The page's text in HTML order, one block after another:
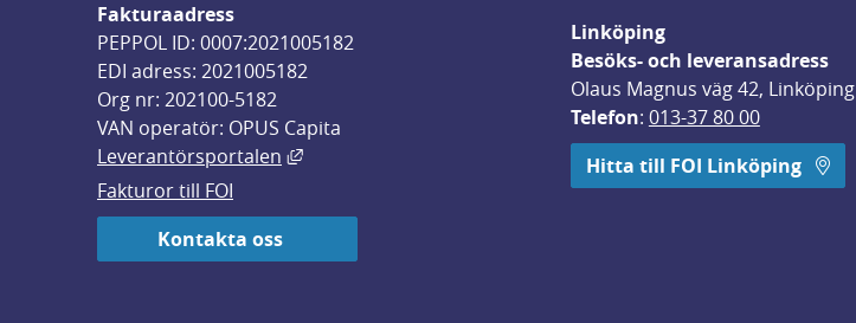
Fakturaadress
PEPPOL ID: 0007:2021005182
EDI adress: 2021005182
Org nr: 202100-5182
VAN operatör: OPUS Capita
Leverantörsportalen
Länk till annan webbplats, öppnas i nytt fönster.
Fakturor till FOI
Kontakta oss
Linköping
Besöks- och leveransadress
Olaus Magnus väg 42, Linköping
Telefon: 013-37 80 00
Hitta till FOI Linköping